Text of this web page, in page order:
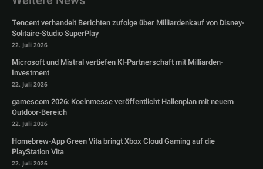
Tencent verhandelt Berichten zufolge über Milliardenkauf von Disney-
Solitaire-Studio SuperPlay
22. Juli 2026
Microsoft und Mistral vertiefen KI-Partnerschaft mit Milliarden-
Investment
22. Juli 2026
gamescom 2026: Koelnmesse veröffentlicht Hallenplan mit neuem
Outdoor-Bereich
22. Juli 2026
Homebrew-App Green Vita bringt Xbox Cloud Gaming auf die
PlayStation Vita
22. Juli 2026